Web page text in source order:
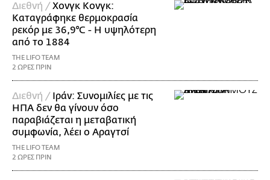
Διεθνή / Χονγκ Κονγκ:
Καταγράφηκε θερμοκρασία
ρεκόρ με 36,9°C - Η υψηλότερη
από το 1884
THE LIFO TEAM
2 ΩΡΕΣ ΠΡΙΝ
Διεθνή / Ιράν: Συνομιλίες με τις
ΗΠΑ δεν θα γίνουν όσο
παραβιάζεται η μεταβατική
συμφωνία, λέει ο Αραγτσί
THE LIFO TEAM
2 ΩΡΕΣ ΠΡΙΝ